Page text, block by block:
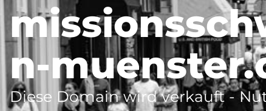
n-
Diese Domain wird verkauft -